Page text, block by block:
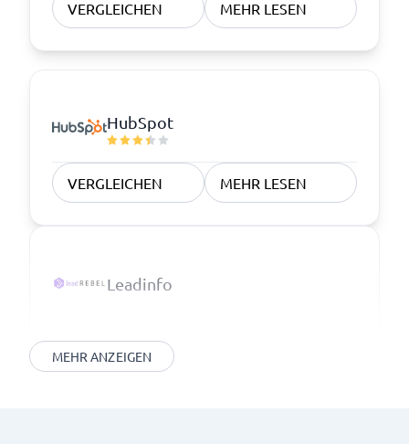
VERGLEICHEN MEHR LESEN
HubSpot
VERGLEICHEN MEHR LESEN
Leadinfo
MEHR ANZEIGEN